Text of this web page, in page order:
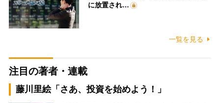
に放置され…
一覧を見る
注目の著者・連載
藤川里絵「さあ、投資を始めよう！」